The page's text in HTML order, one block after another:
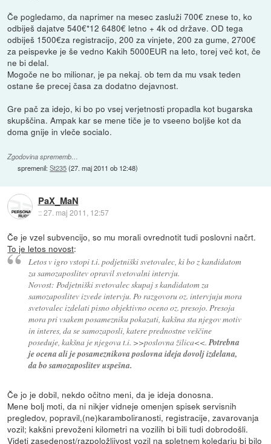
Če pogledamo, da naprimer na mesec zasluži 700€ znese to, ko
odbiješ dajatve 540€*12 6480€ letno + 4k od države. OD tega
odbiješ 1500€za registracijo, 200 za vinjete, 200 za gume, 2700€
za peispevke je še vedno Kakih 5000EUR na leto, torej več kot, če
ne bi delal.
Mogoče ne bo milionar, je pa nekaj. ob tem da mu vsak teden
ostane še precej časa za dodatno dejavnost.
Gre pač za idejo, ki bo po vsej verjetnosti propadla kot bugarska
skupščina. Ampak kar se mene tiče je to vseeno boljše kot da
doma gnije in vleče socialo.
Zgodovina sprememb…
spremenil:St235(27. maj 2011 ob 12:48)
PaX_MaN
::27. maj 2011, 12:57
Če je vzel subvencijo, so mu morali ovrednotit tudi poslovni načrt.
To je letos novost:
Letos v igro vstopi t.i. podjetniški svetovalec, ki bo z kandidatom
za samozaposlitev opravil svetovalni intervju.
Novost: Podjetniški svetovalec skupaj s kandidatom za
samozaposlitev izvede intervju. Po razgovoru oz. intervjuju mora
svetovalec izdelati pisno objektivno oceno oz. presojo. Presoja
mora pri vsakem posamezniku pokazati, kakšna sta njegov motiv
in interes, da se samozaposli, katere prednostne veščine
poseduje, kakšna je njegova t.i. >>poslovna žilica<<. Potrebna
je ocena ali je posameznikova poslovna ideja dovolj izdelana,
da bo samozaposlitev uspešna.
Če jo je dobil, nekdo očitno meni, da je ideja donosna.
Mene bolj moti, da ni nikjer vidneje omenjen spisek servisnih
pregledov, popravil,(ne)karamboliranosti, registracije, zavarovanja
vozil; kakšni prevoženi kilometri na vozilih bi bili tudi dobrodošli.
Videti zasedenost/razpoložljivost vozil na spletnem koledarju bi bilo